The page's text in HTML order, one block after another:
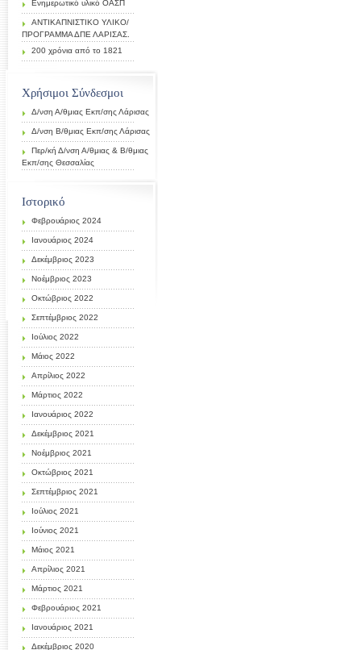
Ενημερωτικό υλικό ΟΑΣΠ
ΑΝΤΙΚΑΠΝΙΣΤΙΚΟ ΥΛΙΚΟ/
ΠΡΟΓΡΑΜΜΑ ΔΠΕ ΛΑΡΙΣΑΣ.
200 χρόνια από το 1821
Χρήσιμοι Σύνδεσμοι
Δ/νση Α/θμιας Εκπ/σης Λάρισας
Δ/νση Β/θμιας Εκπ/σης Λάρισας
Περ/κή Δ/νση Α/θμιας & Β/θμιας
Εκπ/σης Θεσσαλίας
Ιστορικό
Φεβρουάριος 2024
Ιανουάριος 2024
Δεκέμβριος 2023
Νοέμβριος 2023
Οκτώβριος 2022
Σεπτέμβριος 2022
Ιούλιος 2022
Μάιος 2022
Απρίλιος 2022
Μάρτιος 2022
Ιανουάριος 2022
Δεκέμβριος 2021
Νοέμβριος 2021
Οκτώβριος 2021
Σεπτέμβριος 2021
Ιούλιος 2021
Ιούνιος 2021
Μάιος 2021
Απρίλιος 2021
Μάρτιος 2021
Φεβρουάριος 2021
Ιανουάριος 2021
Δεκέμβριος 2020